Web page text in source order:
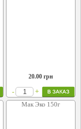
20.00 грн
-
+
Мак Эко 150г